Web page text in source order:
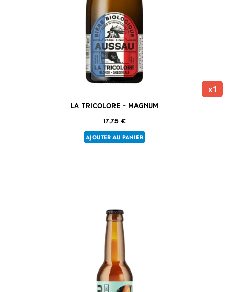
x1
La Tricolore – Magnum
17,75 €
AJOUTER AU PANIER